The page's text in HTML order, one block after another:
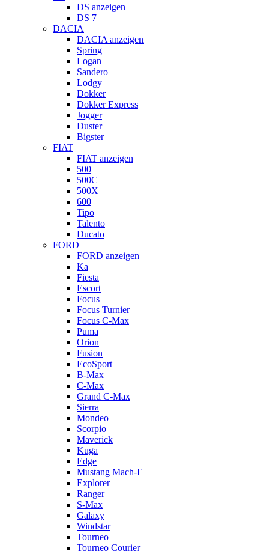
DS anzeigen
DS 7
DACIA
DACIA anzeigen
Spring
Logan
Sandero
Lodgy
Dokker
Dokker Express
Jogger
Duster
Bigster
FIAT
FIAT anzeigen
500
500C
500X
600
Tipo
Talento
Ducato
FORD
FORD anzeigen
Ka
Fiesta
Escort
Focus
Focus Turnier
Focus C-Max
Puma
Orion
Fusion
EcoSport
B-Max
C-Max
Grand C-Max
Sierra
Mondeo
Scorpio
Maverick
Kuga
Edge
Mustang Mach-E
Explorer
Ranger
S-Max
Galaxy
Windstar
Tourneo
Tourneo Courier